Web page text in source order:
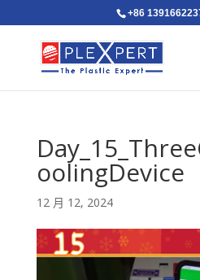
+86
oolingDevice
12 月 12, 2024